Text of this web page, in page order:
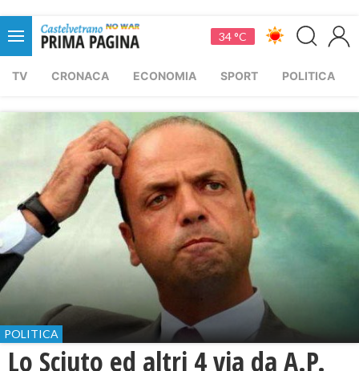
34 °C
TV CRONACA ECONOMIA SPORT POLITICA
POLITICA
Lo Sciuto ed altri 4 via da A.P.